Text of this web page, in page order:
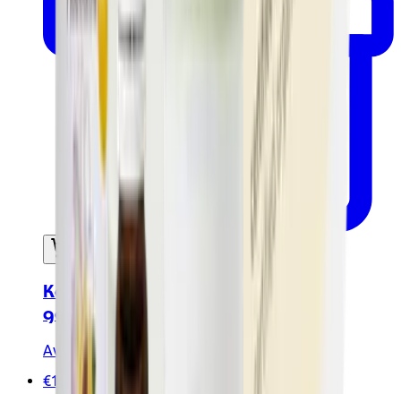
Kokosolie 100ml - Biologisch
gecertificeerd
Avril
€19.00